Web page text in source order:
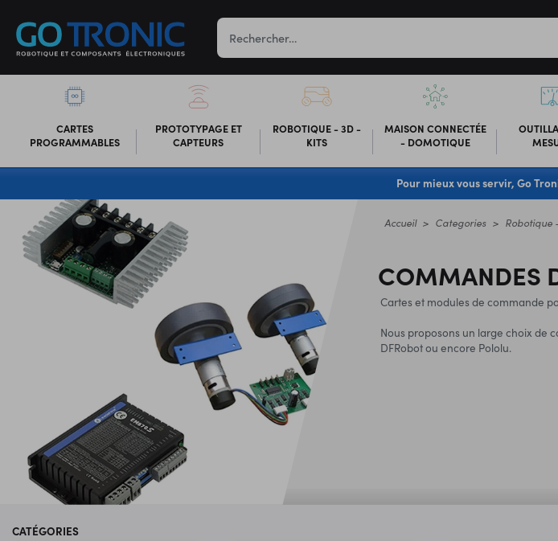
CARTES
PROGRAMMABLES
PROTOTYPAGE ET
CAPTEURS
ROBOTIQUE - 3D -
KITS
MAISON CONNECTÉE
- DOMOTIQUE
Pour mieux vous servir, Go
Accueil Categories Robotique
COMMANDES
Cartes et modules de commande
Nous proposons un large choix de
DFRobot ou encore Pololu.
CATÉGORIES